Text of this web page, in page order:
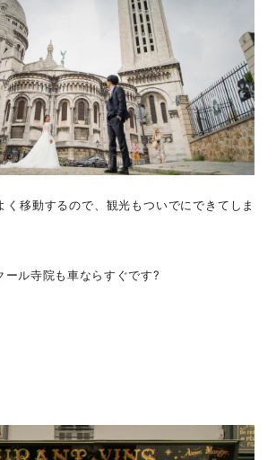
く移動するので、観光もついでにできてしま
ール寺院も車ならすぐです?